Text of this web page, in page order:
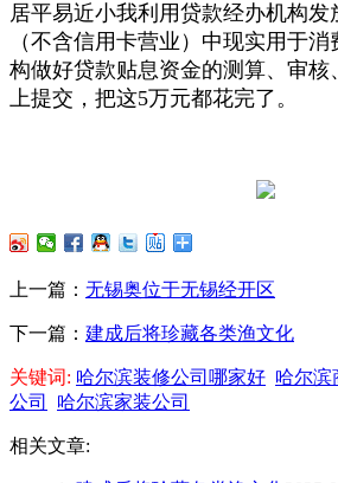
居平易近小我利用贷款经办机构发
（不含信用卡营业）中现实用于
构做好贷款贴息资金的测算、审
上提交，把这5万元都花完了。
上一篇： 无锡奥位于无锡经开区
下一篇： 建成后将珍藏各类渔文化
关键词: 哈尔滨装修公司哪家好 哈尔滨
公司
哈尔滨家装公司
相关文章: